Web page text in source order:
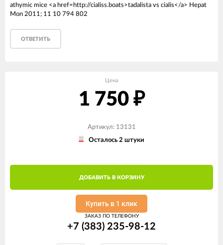
athymic mice <a href=http://cialiss.boats>tadalista vs cialis</a> Hepat
Mon 2011; 11 10 794 802
ОТВЕТИТЬ
Цена
1 750 ₽
Артикул: 13131
Осталось 2 штуки
ДОБАВИТЬ В КОРЗИНУ
Купить в 1 клик
ЗАКАЗ ПО ТЕЛЕФОНУ
+7 (383) 235-98-12